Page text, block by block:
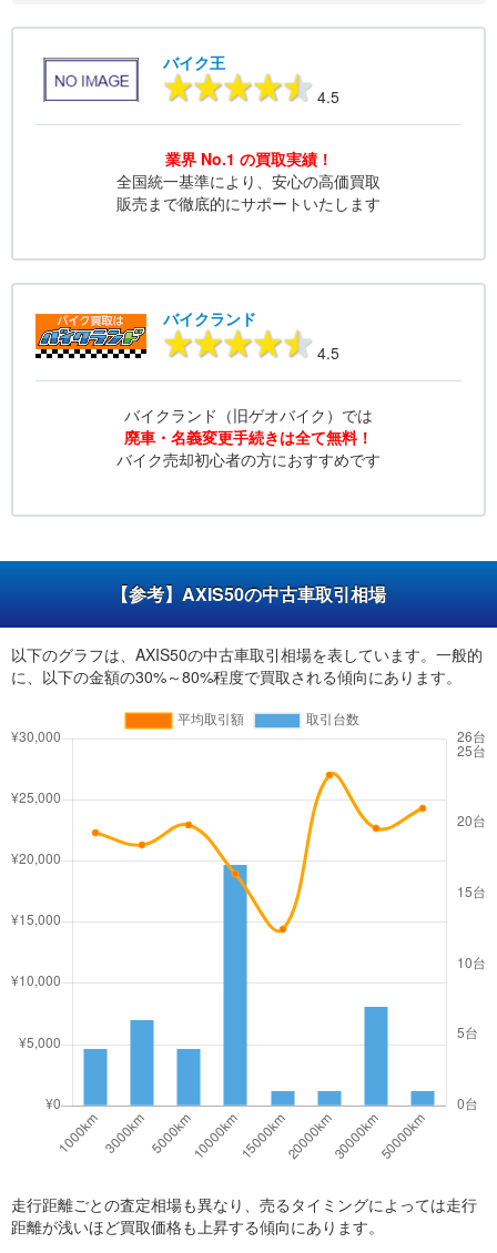
バイク王
4.5
業界 No.1 の買取実績！
全国統一基準により、安心の高価買取
販売まで徹底的にサポートいたします
バイクランド
4.5
バイクランド（旧ゲオバイク）では
廃車・名義変更手続きは全て無料！
バイク売却初心者の方におすすめです
【参考】AXIS50の中古車取引相場
以下のグラフは、AXIS50の中古車取引相場を表しています。一般的
に、以下の金額の30%～80%程度で買取される傾向にあります。
走行距離ごとの査定相場も異なり、売るタイミングによっては走行
距離が浅いほど買取価格も上昇する傾向にあります。